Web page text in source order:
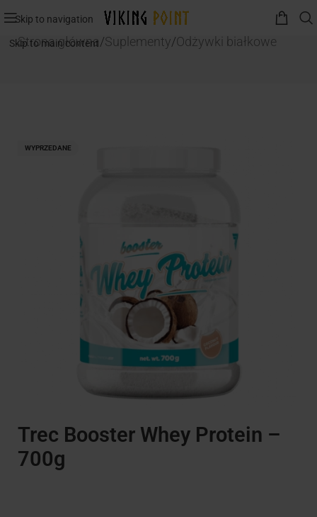
Skip to navigation
Skip to main content
Strona główna/Suplementy/Odżywki białkowe
WYPRZEDANE
Trec Booster Whey Protein –
700g